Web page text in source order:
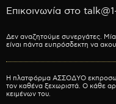
Επικοινωνία στο
Δεν αναζητούμε συνεργάτες.
είναι πάντα ευπρόσδεκτη να
Η πλατφόρμα ΑΣΣΟΔΥΟ
τον καθένα ξεχωριστά. Ο κάθε
κειμένων του.